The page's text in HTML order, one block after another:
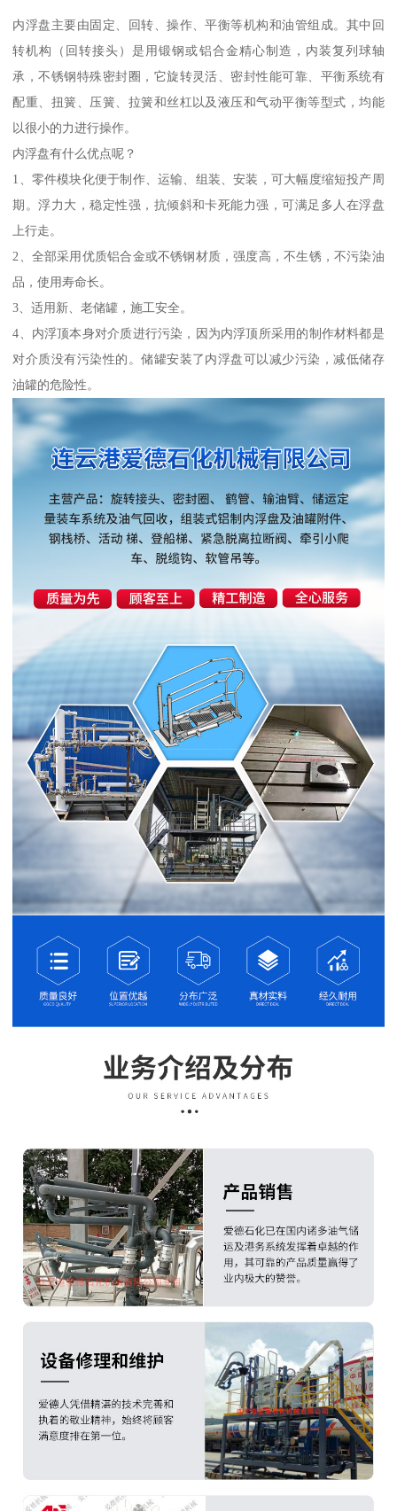
内浮盘主要由固定、回转、操作、平衡等机构和油管组成。其中回
转机构（回转接头）是用锻钢或铝合金精心制造，内装复列球轴
承，不锈钢特殊密封圈，它旋转灵活、密封性能可靠、平衡系统有
配重、扭簧、压簧、拉簧和丝杠以及液压和气动平衡等型式，均能
以很小的力进行操作。
内浮盘有什么优点呢？
1、零件模块化便于制作、运输、组装、安装，可大幅度缩短投产周
期。浮力大，稳定性强，抗倾斜和卡死能力强，可满足多人在浮盘
上行走。
2、全部采用优质铝合金或不锈钢材质，强度高，不生锈，不污染油
品，使用寿命长。
3、适用新、老储罐，施工安全。
4、内浮顶本身对介质进行污染，因为内浮顶所采用的制作材料都是
对介质没有污染性的。储罐安装了内浮盘可以减少污染，减低储存
油罐的危险性。